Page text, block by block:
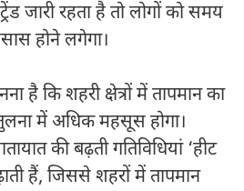
जारी रहता है तो लोगों को समय
होने लगेगा।
है कि शहरी क्षेत्रों में तापमान का
तुलना में अधिक महसूस होगा।
की बढ़ती गतिविधियां ‘हीट
हैं, जिससे शहरों में तापमान